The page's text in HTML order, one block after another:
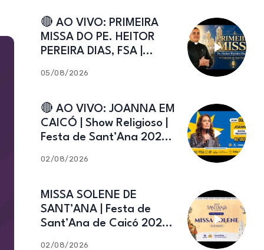
🔴 AO VIVO: PRIMEIRA
MISSA DO PE. HEITOR
PEREIRA DIAS, FSA |
Caicó-RN
05/08/2026
🔴 AO VIVO: JOANNA EM
CAICÓ | Show Religioso |
Festa de Sant’Ana 2026 |
02/08/2026
MISSA SOLENE DE
SANT’ANA | Festa de
Sant’Ana de Caicó 2026 |
02/08/2026